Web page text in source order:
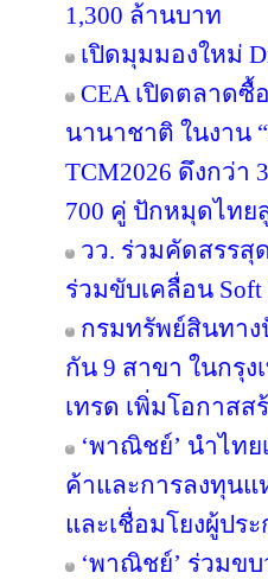
1,300 ล้านบาท
เปิดมุมมองใหม่
CEA เปิดตลาดซื้
นานาชาติ ในงาน
TCM2026 ดึงกว่า
700 คู่ ปักหมุดไทยสู่
วว. ร่วมคัดสรร
ร่วมขับเคลื่อน
กรมทรัพย์สินทา
กัน 9 สาขา ในกรุ
เทรด เพิ่มโอกาสส
‘พาณิชย์’ นำไทย
ค้าและการลงทุน
และเชื่อมโยงผู้ปร
‘พาณิชย์’ ร่วมข